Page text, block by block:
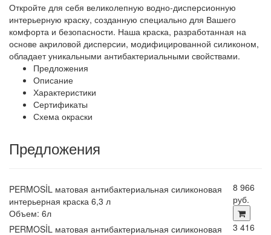
Откройте для себя великолепную водно-дисперсионную
интерьерную краску, созданную специально для Вашего
комфорта и безопасности. Наша краска, разработанная на
основе акриловой дисперсии, модифицированной силиконом,
обладает уникальными антибактериальными свойствами.
Предложения
Описание
Характеристики
Сертификаты
Схема окраски
Предложения
PERMOSİL матовая антибактериальная силиконовая
интерьерная краска 6,3 л
Объем: 6л
8 966
руб.
PERMOSİL матовая антибактериальная силиконовая
3 416